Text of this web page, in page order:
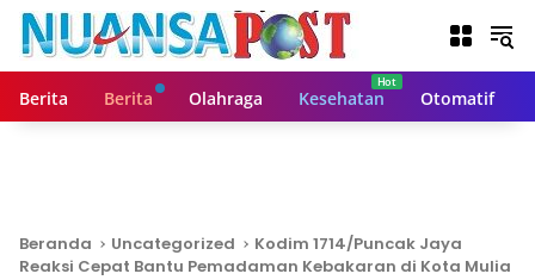
Berita Berita Olahraga Kesehatan Otomatif
Beranda Uncategorized
Kodim 1714/Puncak Jaya
Reaksi Cepat Bantu Pemadaman Kebakaran di Kota Mulia